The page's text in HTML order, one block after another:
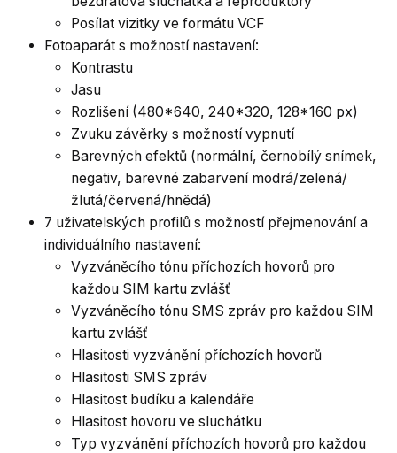
Posílat vizitky ve formátu VCF
Fotoaparát s možností nastavení:
Kontrastu
Jasu
Rozlišení (480*640, 240*320, 128*160 px)
Zvuku závěrky s možností vypnutí
Barevných efektů (normální, černobílý snímek,
negativ, barevné zabarvení modrá/zelená/
žlutá/červená/hnědá)
7 uživatelských profilů s možností přejmenování a
individuálního nastavení:
Vyzváněcího tónu příchozích hovorů pro
každou SIM kartu zvlášť
Vyzváněcího tónu SMS zpráv pro každou SIM
kartu zvlášť
Hlasitosti vyzvánění příchozích hovorů
Hlasitosti SMS zpráv
Hlasitost budíku a kalendáře
Hlasitost hovoru ve sluchátku
Typ vyzvánění příchozích hovorů pro každou